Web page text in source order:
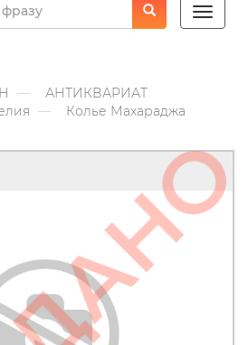
Toggle
АНТИКВАРИАТ
Колье Махараджа